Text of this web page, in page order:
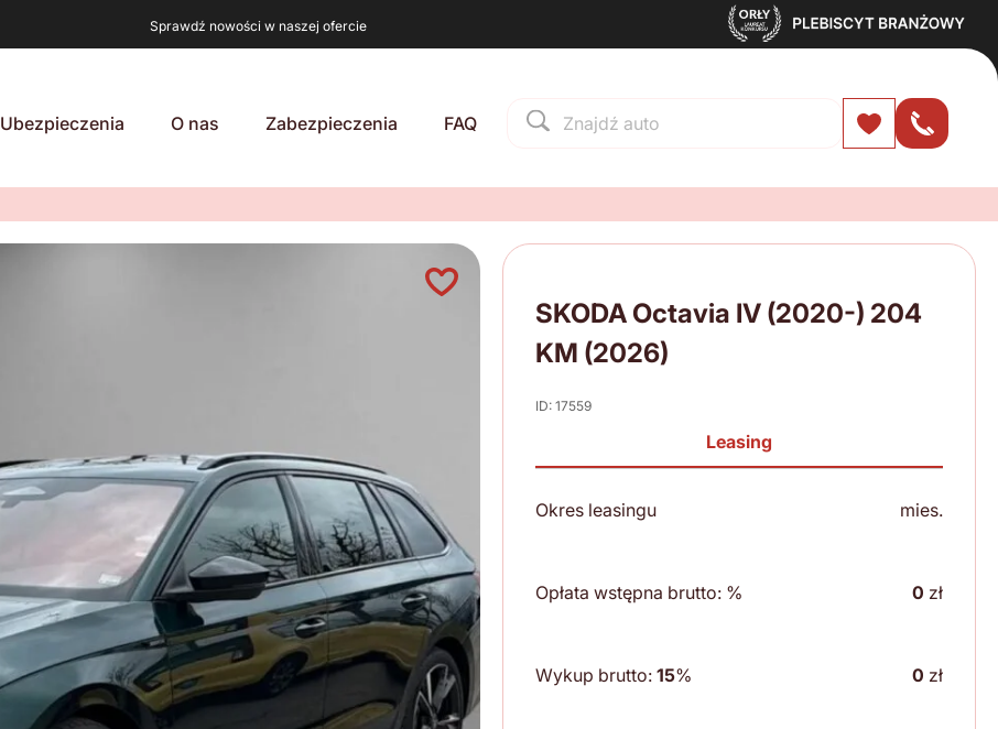
Sprawdź nowości w naszej ofercie
Ubezpieczenia O nas Zabezpieczenia FAQ
SKODA Octavia IV (2020-) 204
KM (2026)
ID: 17559
Leasing
Okres leasingu mies.
Opłata wstępna brutto: % 0 zł
Wykup brutto: 15% 0 zł